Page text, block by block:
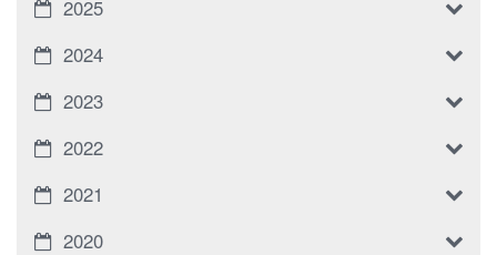
2025
2024
2023
2022
2021
2020